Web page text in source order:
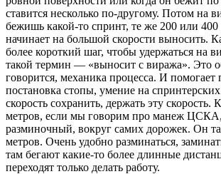
ставится несколько по-другому. Потом на
бежишь какой-то спринт, те же 200 или 400
начинает на большой скорости выносить.
более короткий шаг, чтобы удержаться на
такой термин — «выносит с виража». Это
говорится, механика процесса. И помогает
постановка стопы, умение на
скорость сохранить, держать эту скорость.
метров, если мы говорим про манеж ЦСКА,
разминочный, вокруг самих дорожек. Он
метров. Очень удобно разминаться,
там бегают какие-то более длинные
переходят только делать работу.